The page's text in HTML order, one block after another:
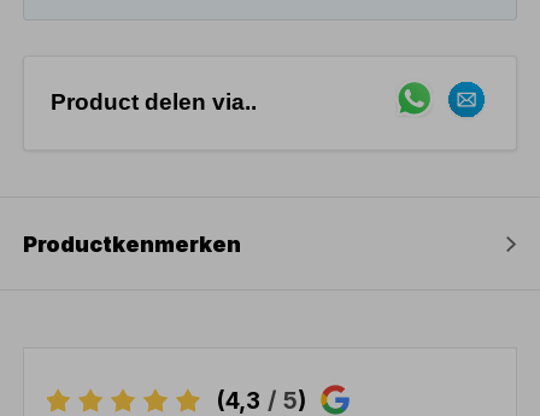
Product delen via..
Productkenmerken
(4,3 / 5)